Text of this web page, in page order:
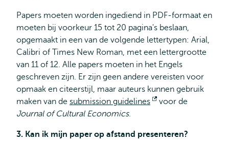
Papers moeten worden ingediend in PDF-formaat en
moeten bij voorkeur 15 tot 20 pagina's beslaan,
opgemaakt in een van de volgende lettertypen: Arial,
Calibri of Times New Roman, met een lettergrootte
van 11 of 12. Alle papers moeten in het Engels
geschreven zijn. Er zijn geen andere vereisten voor
opmaak en citeerstijl, maar auteurs kunnen gebruik
maken van de submission guidelines
Opent
voor de
Journal of Cultural Economics.
3. Kan ik mijn paper op afstand presenteren?